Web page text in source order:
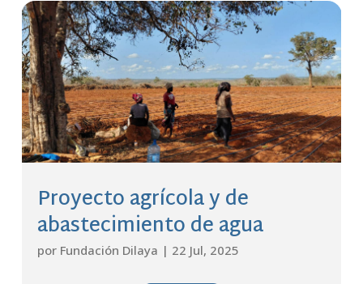
Proyecto agrícola y de
abastecimiento de agua
por Fundación Dilaya | 22 Jul, 2025